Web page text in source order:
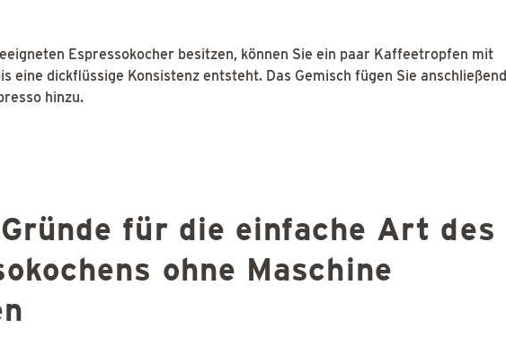
Espressokocher besitzen, können Sie ein paar Kaffeetropfen mit
eine dickflüssige Konsistenz entsteht. Das Gemisch fügen Sie anschließend
hinzu.
für die einfache Art des
ohne Maschine